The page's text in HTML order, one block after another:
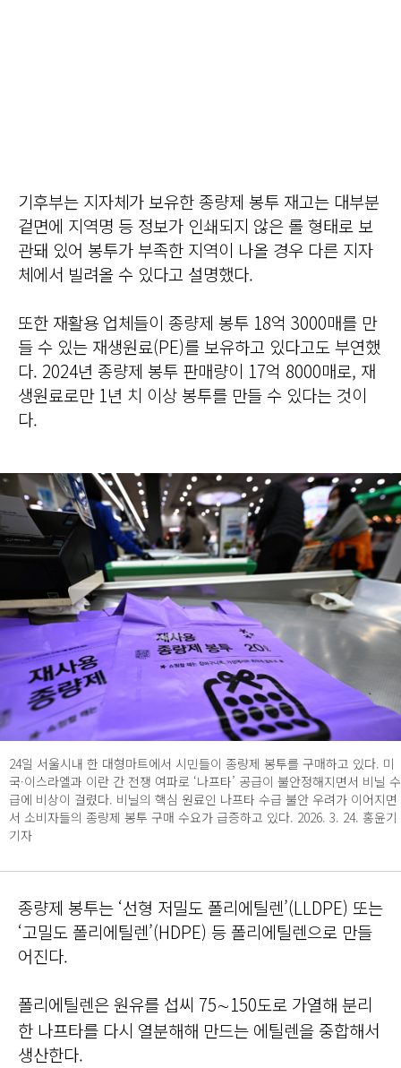
기후부는 지자체가 보유한 종량제 봉투 재고는 대부분
겉면에 지역명 등 정보가 인쇄되지 않은 롤 형태로 보
관돼 있어 봉투가 부족한 지역이 나올 경우 다른 지자
체에서 빌려올 수 있다고 설명했다.
또한 재활용 업체들이 종량제 봉투 18억 3000매를 만
들 수 있는 재생원료(PE)를 보유하고 있다고도 부연했
다. 2024년 종량제 봉투 판매량이 17억 8000매로, 재
생원료로만 1년 치 이상 봉투를 만들 수 있다는 것이
다.
24일 서울시내 한 대형마트에서 시민들이 종량제 봉투를 구매하고 있다. 미
국·이스라엘과 이란 간 전쟁 여파로 ‘나프타’ 공급이 불안정해지면서 비닐 수
급에 비상이 걸렸다. 비닐의 핵심 원료인 나프타 수급 불안 우려가 이어지면
서 소비자들의 종량제 봉투 구매 수요가 급증하고 있다. 2026. 3. 24. 홍윤기
기자
종량제 봉투는 ‘선형 저밀도 폴리에틸렌’(LLDPE) 또는
‘고밀도 폴리에틸렌’(HDPE) 등 폴리에틸렌으로 만들
어진다.
폴리에틸렌은 원유를 섭씨 75∼150도로 가열해 분리
한 나프타를 다시 열분해해 만드는 에틸렌을 중합해서
생산한다.